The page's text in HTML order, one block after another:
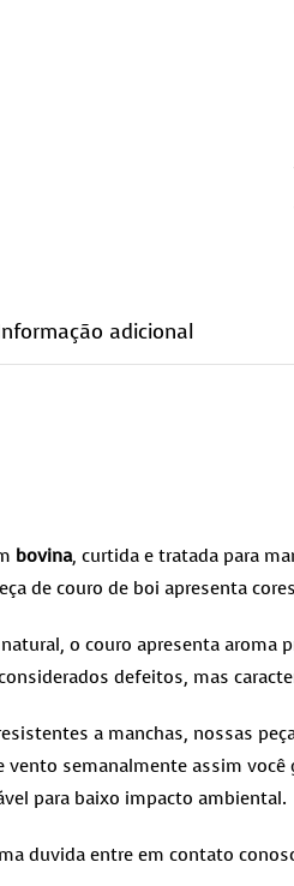
adicional
bovina, curtida e tratada para
de couro de boi apresenta
o couro apresenta aroma
defeitos, mas
a manchas, nossas
vento semanalmente assim
para baixo impacto ambiental.
duvida entre em contato